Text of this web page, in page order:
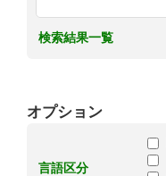
検索結果一覧
オプション
言語区分